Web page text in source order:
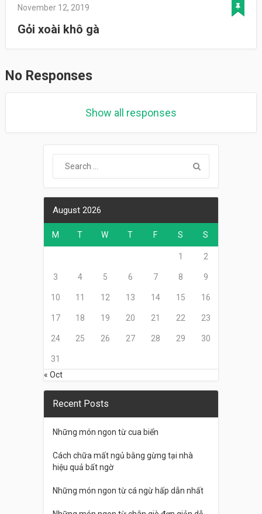
November 12, 2019
Gỏi xoài khô gà
No Responses
Show all responses
August 2026
M T W T F S S
1 2
3 4 5 6 7 8 9
10 11 12 13 14 15 16
17 18 19 20 21 22 23
24 25 26 27 28 29 30
31
« Oct
Recent Posts
Những món ngon từ cua biển
Cách chữa mất ngủ bằng gừng tại nhà
hiệu quả bất ngờ
Những món ngon từ cá ngừ hấp dẫn nhất